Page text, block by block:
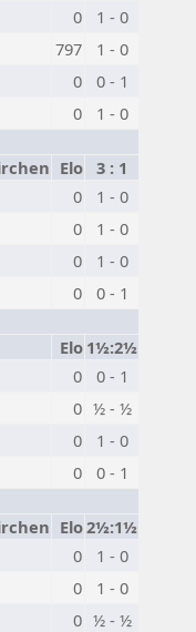
0
1 - 0
797
1 - 0
0
0 - 1
0
1 - 0
Elo 3 : 1
0
1 - 0
0
1 - 0
0
1 - 0
0
0 - 1
Elo 1½:2½
0
0 - 1
0 ½ - ½
0
1 - 0
0
0 - 1
Elo2½:1½
0
1 - 0
0
1 - 0
0 ½ - ½